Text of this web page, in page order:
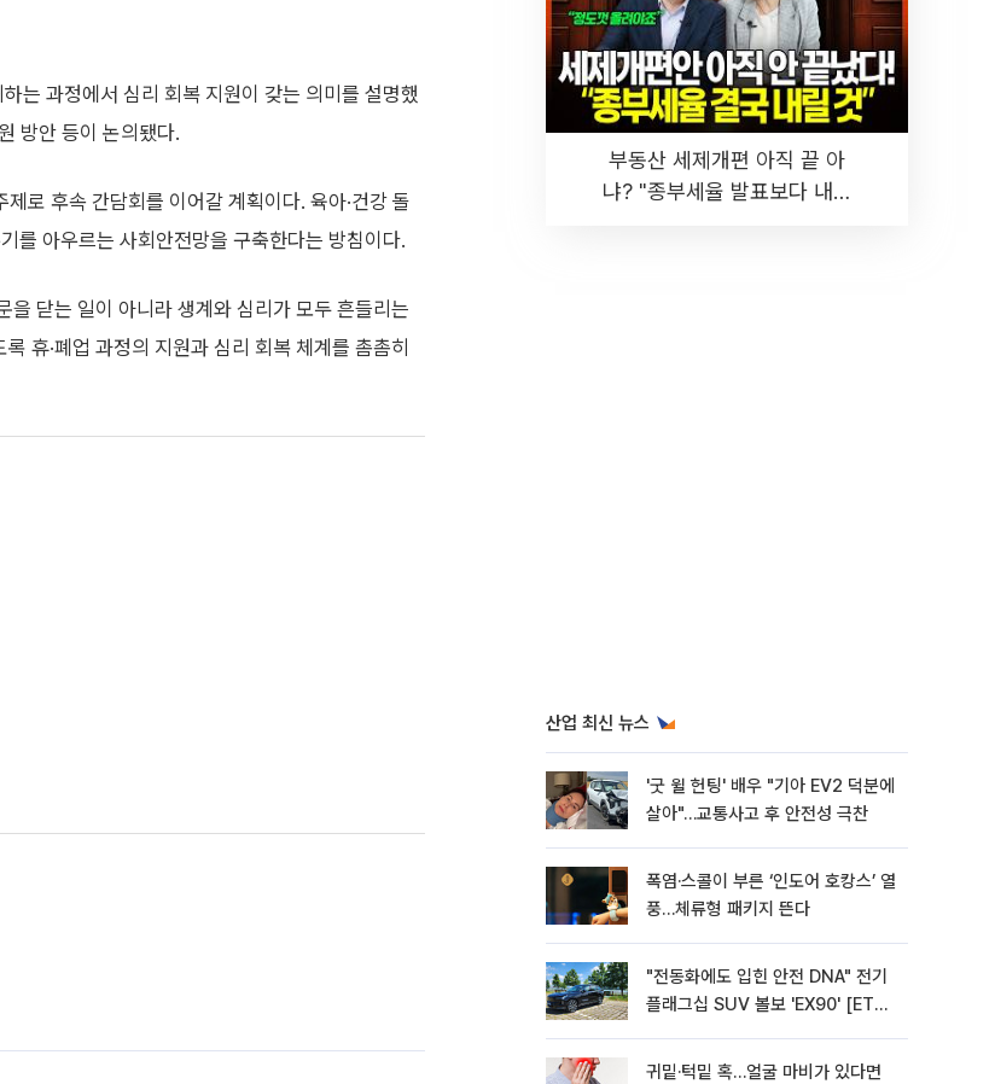
는 과정에서 심리 회복 지원이 갖는 의미를 설명했
방안 등이 논의됐다.
로 후속 간담회를 이어갈 계획이다. 육아·건강 돌
를 아우르는 사회안전망을 구축한다는 방침이다.
을 닫는 일이 아니라 생계와 심리가 모두 흔들리는
휴·폐업 과정의 지원과 심리 회복 체계를 촘촘히
부동산 세제개편 아직 끝 아
냐? "종부세율 발표보다 내릴
산업 최신 뉴스
'굿 윌 헌팅' 배우 "기아 EV2 덕분에
살아"…교통사고 후 안전성 극찬
폭염·스콜이 부른 ‘인도어 호캉스’ 열
풍…체류형 패키지 뜬다
"전동화에도 입힌 안전 DNA" 전기
플래그십 SUV 볼보 'EX90' [ET의
귀밑·턱밑 혹…얼굴 마비가 있다면